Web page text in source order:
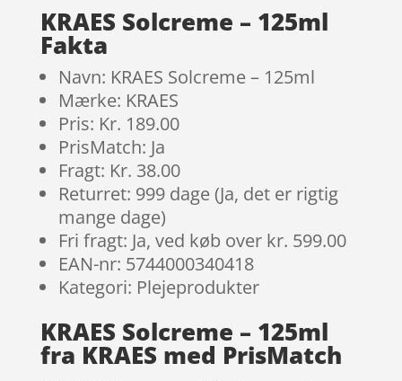
KRAES Solcreme – 125ml
Fakta
Navn: KRAES Solcreme – 125ml
Mærke: KRAES
Pris: Kr. 189.00
PrisMatch: Ja
Fragt: Kr. 38.00
Returret: 999 dage (Ja, det er rigtig
mange dage)
Fri fragt: Ja, ved køb over kr. 599.00
EAN-nr: 5744000340418
Kategori: Plejeprodukter
KRAES Solcreme – 125ml
fra KRAES med PrisMatch